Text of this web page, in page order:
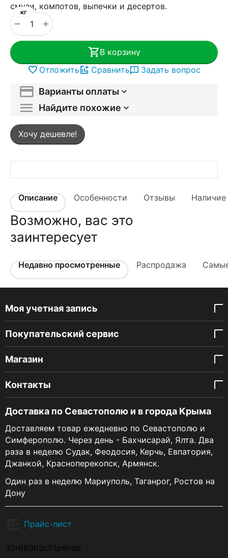
смузи, компотов, выпечки и десертов.
− +
кг
В корзину
Отложить
Сравнить Задать вопрос
Варианты оплаты
Найдите похожие
Хочу дешевле!
Описание Особенности Отзывы Наличие
Возможно, вас это
заинтересует
Недавно просмотренные Распродажа
Моя учетная запись
Покупательский сервис
Магазин
Контакты
Доставка по Севастополю и в города Крыма
Доставляем товар ежедневно по Севастополю и
Симферополю. Через день - Бахчисарай, Ялта. Два
раза в неделю Судак, Феодосия, Керчь, Евпатория,
Джанкой, Красноперекопск, Армянск.
Один раз в неделю Мариуполь, Таганрог, Ростов на
Дону
Прайс-лист
30r689n3c51p6hde